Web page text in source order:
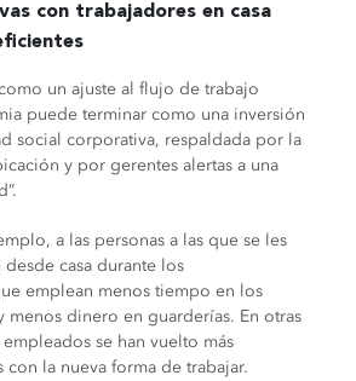
con trabajadores en casa
un ajuste al flujo de trabajo
puede terminar como una inversión
social corporativa, respaldada por la
y por gerentes alertas a una
a las personas a las que se les
casa durante los
emplean menos tiempo en los
menos dinero en guarderías. En otras
se han vuelto más
con la nueva forma de trabajar.